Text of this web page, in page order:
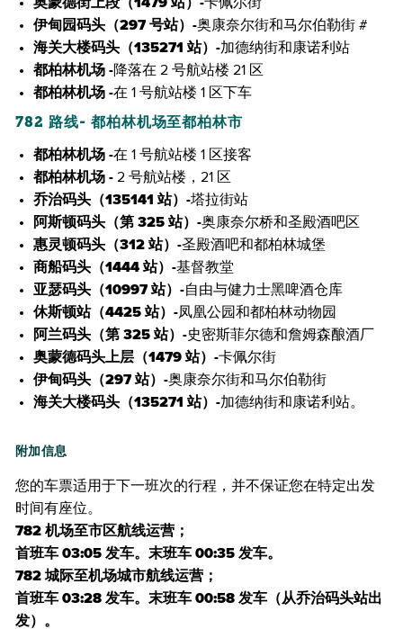
伊甸园码头（297 号站）-奥康奈尔街和马尔伯勒街 #
海关大楼码头（135271 站）-加德纳街和康诺利站
都柏林机场 -降落在 2 号航站楼 21 区
都柏林机场 -在 1 号航站楼 1 区下车
782 路线- 都柏林机场至都柏林市
都柏林机场 -在 1 号航站楼 1 区接客
都柏林机场 - 2 号航站楼，21 区
乔治码头（135141 站）-塔拉街站
阿斯顿码头（第 325 站）-奥康奈尔桥和圣殿酒吧区
惠灵顿码头（312 站）-圣殿酒吧和都柏林城堡
商船码头（1444 站）-基督教堂
亚瑟码头（10997 站）-自由与健力士黑啤酒仓库
休斯顿站（4425 站）-凤凰公园和都柏林动物园
阿兰码头（第 325 站）-史密斯菲尔德和詹姆森酿酒厂
奥蒙德码头上层（1479 站）-卡佩尔街
伊甸码头（297 站）-奥康奈尔街和马尔伯勒街
海关大楼码头（135271 站）-加德纳街和康诺利站。
附加信息
您的车票适用于下一班次的行程，并不保证您在特定出发
时间有座位。
782 机场至市区航线运营；
首班车 03:05 发车。末班车 00:35 发车。
782 城际至机场城市航线运营；
首班车 03:28 发车。末班车 00:58 发车（从乔治码头站出
发）。